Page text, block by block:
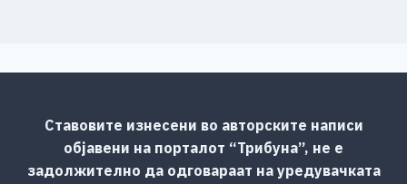
Ставовите изнесени во авторските написи
објавени на порталот “Трибуна”, не е
задолжително да одговараат на уредувачката